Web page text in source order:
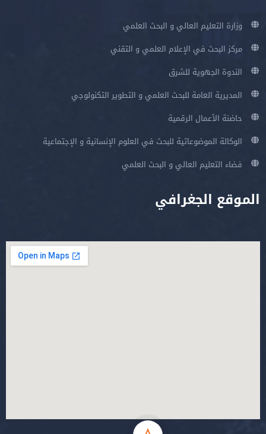
وزارة التعليم العالي و البحث العلمي
مركز البحث في الإعلام العلمي و التقني
الندوة الجهوية للشرق
المديرية العامة للبحث العلمي و التطوير التكنولوجي
حاضنة الأعمال الرقمية
الوكالة الموضوعاتية للبحث في العلوم الإنسانية و الإجتماعية
فضاء التعليم العالي و البحث العلمي
الموقع الجغرافي